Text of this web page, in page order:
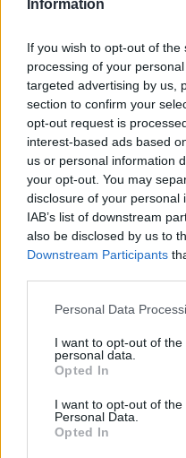
Information
If you wish to opt-out of
processing of your
targeted advertising by us,
section to confirm your
opt-out request is
interest-based ads based
us or personal information
your opt-out. You may
disclosure of your personal
IAB’s list of downstream
also be disclosed by us to
Downstream Participants
Please note that this
not limited to your visit or
grant or deny consent to
use your data for below
consent section.
Personal Data
I want to opt-out of
personal data.
Opted In
I want to opt-out of the
Personal Data.
Opted In
HELLENiQ ENERGY:
Στα 734 εκατ. ευρώ τα
Viohalco: Αυξημένος κατά
εξάμηνο, στα 4,3 δισ. ευρώ
– Στα 446 εκατ. ευρώ τα
EBITDA